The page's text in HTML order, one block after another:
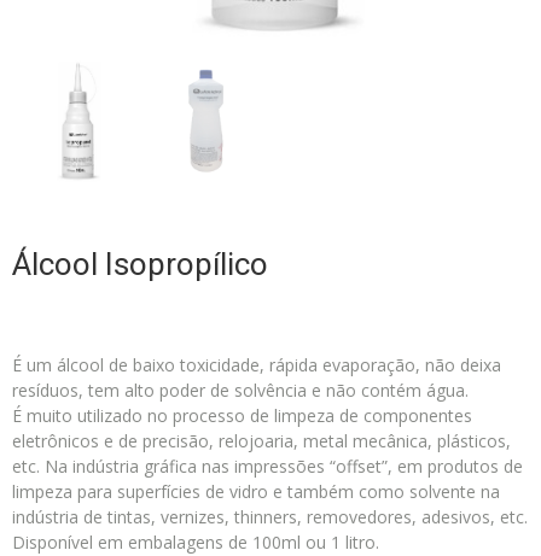
Álcool Isopropílico
É um álcool de baixo toxicidade, rápida evaporação, não deixa
resíduos, tem alto poder de solvência e não contém água.
É muito utilizado no processo de limpeza de componentes
eletrônicos e de precisão, relojoaria, metal mecânica, plásticos,
etc. Na indústria gráfica nas impressões “offset”, em produtos de
limpeza para superfícies de vidro e também como solvente na
indústria de tintas, vernizes, thinners, removedores, adesivos, etc.
Disponível em embalagens de 100ml ou 1 litro.